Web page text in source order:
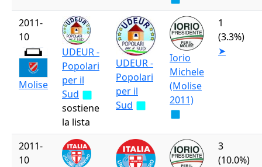
2011-
10
Molise
UDEUR -
Popolari
per il
Sud
sostiene
la lista
UDEUR -
Popolari
per il
Sud
Iorio
Michele
(Molise
2011)
1
(3.3%)
➤
2011-
10
3
(10.0%)